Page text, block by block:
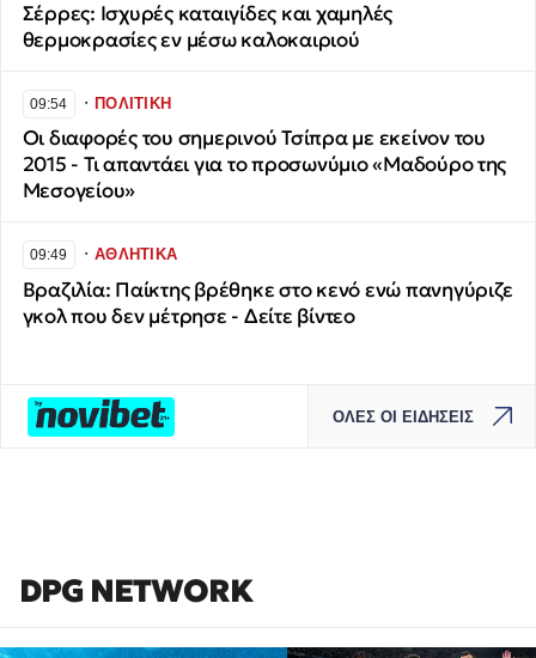
Σέρρες: Ισχυρές καταιγίδες και χαμηλές
θερμοκρασίες εν μέσω καλοκαιριού
09:54 ∙ΠΟΛΙΤΙΚΗ
Οι διαφορές του σημερινού Τσίπρα με εκείνον του
2015 - Τι απαντάει για το προσωνύμιο «Μαδούρο της
Μεσογείου»
09:49 ∙ΑΘΛΗΤΙΚΑ
Βραζιλία: Παίκτης βρέθηκε στο κενό ενώ πανηγύριζε
γκολ που δεν μέτρησε - Δείτε βίντεο
ΟΛΕΣ ΟΙ ΕΙΔΗΣΕΙΣ
DPG NETWORK